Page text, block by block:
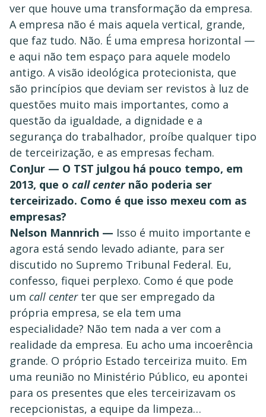
ver que houve uma transformação da empresa.
A empresa não é mais aquela vertical, grande,
que faz tudo. Não. É uma empresa horizontal —
e aqui não tem espaço para aquele modelo
antigo. A visão ideológica protecionista, que
são princípios que deviam ser revistos à luz de
questões muito mais importantes, como a
questão da igualdade, a dignidade e a
segurança do trabalhador, proíbe qualquer tipo
de terceirização, e as empresas fecham.
ConJur — O TST julgou há pouco tempo, em
2013, que o call center não poderia ser
terceirizado. Como é que isso mexeu com as
empresas?
Nelson Mannrich — Isso é muito importante e
agora está sendo levado adiante, para ser
discutido no Supremo Tribunal Federal. Eu,
confesso, fiquei perplexo. Como é que pode
um call centerter que ser empregado da
própria empresa, se ela tem uma
especialidade? Não tem nada a ver com a
realidade da empresa. Eu acho uma incoerência
grande. O próprio Estado terceiriza muito. Em
uma reunião no Ministério Público, eu apontei
para os presentes que eles terceirizavam os
recepcionistas, a equipe da limpeza…